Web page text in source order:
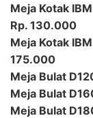
Meja Kotak
Rp. 130.000
Meja Kotak
175.000
Meja Bulat
Meja Bulat
Meja Bulat